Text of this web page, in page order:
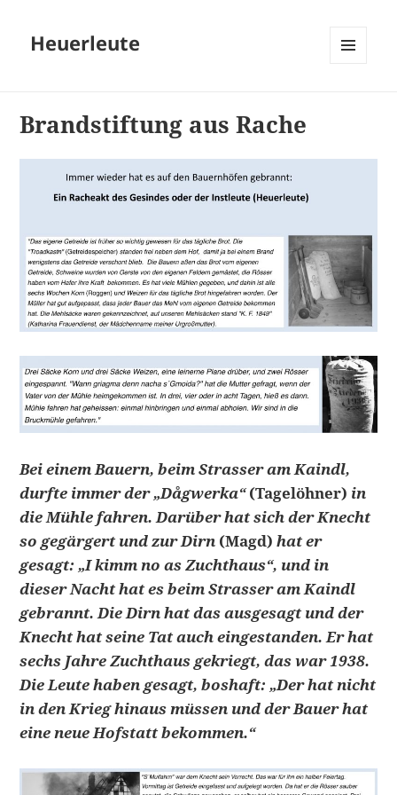
Heuerleute
Brandstiftung aus Rache
Bei einem Bauern, beim Strasser am Kaindl,
durfte immer der „Dågwerka“(Tagelöhner) in
die Mühle fahren. Darüber hat sich der Knecht
so gegärgert und zur Dirn (Magd)hat er
gesagt: „I kimm no as Zuchthaus“, und in
dieser Nacht hat es beim Strasser am Kaindl
gebrannt. Die Dirn hat das ausgesagt und der
Knecht hat seine Tat auch eingestanden. Er hat
sechs Jahre Zuchthaus gekriegt, das war 1938.
Die Leute haben gesagt, boshaft: „Der hat nicht
in den Krieg hinaus müssen und der Bauer hat
eine neue Hofstatt bekommen.“